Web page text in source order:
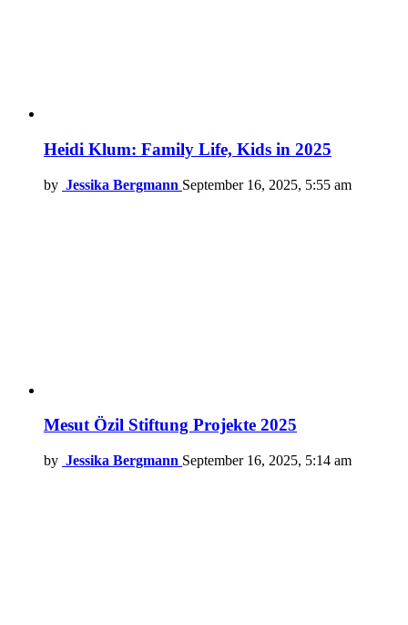
Heidi Klum: Family Life, Kids in 2025
by Jessika Bergmann September 16, 2025, 5:55 am
Mesut Özil Stiftung Projekte 2025
by Jessika Bergmann September 16, 2025, 5:14 am